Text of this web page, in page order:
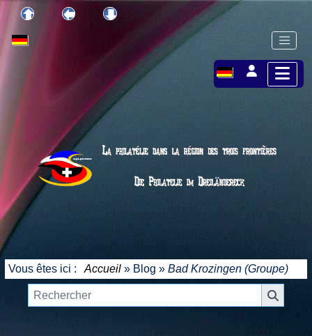
Vous êtes ici : Accueil » Blog » Bad Krozingen (Groupe)